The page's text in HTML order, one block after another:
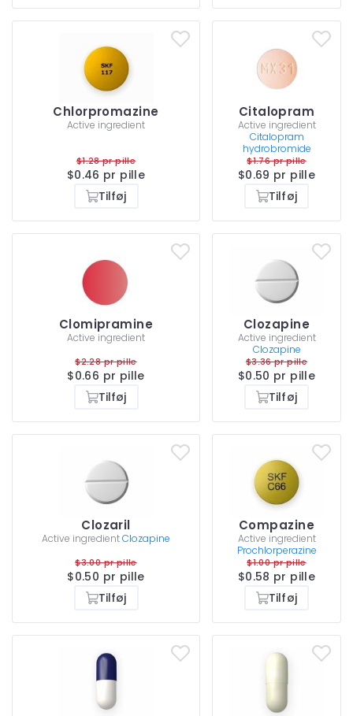
Chlorpromazine
Active ingredient
$1.28 pr pille
$0.46 pr pille
Tilføj
Citalopram
Active ingredient
Citalopram
hydrobromide
$1.76 pr pille
$0.69 pr pille
Tilføj
Clomipramine
Active ingredient
$2.28 pr pille
$0.66 pr pille
Tilføj
Clozapine
Active ingredient
Clozapine
$3.36 pr pille
$0.50 pr pille
Tilføj
Clozaril
Active ingredientClozapine
$3.00 pr pille
$0.50 pr pille
Tilføj
Compazine
Active ingredient
Prochlorperazine
$1.00 pr pille
$0.58 pr pille
Tilføj